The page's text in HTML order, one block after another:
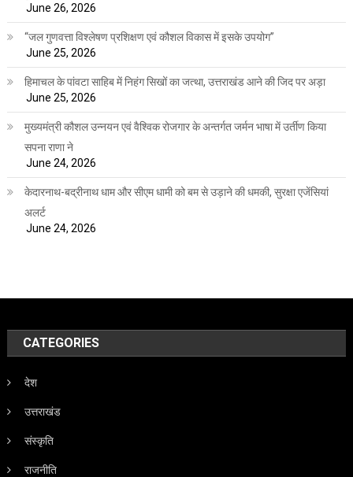
June 26, 2026
“जल गुणवत्ता विश्लेषण प्रशिक्षण एवं कौशल विकास में इसके उपयोग”
June 25, 2026
हिमाचल के पांवटा साहिब में निहंग सिखों का जत्था, उत्तराखंड आने की जिद पर अड़ा
June 25, 2026
मुख्यमंत्री कौशल उन्नयन एवं वैश्विक रोजगार के अन्तर्गत जर्मन भाषा में उर्तीण किया
सपना राणा ने
June 24, 2026
केदारनाथ-बद्रीनाथ धाम और सीएम धामी को बम से उड़ाने की धमकी, सुरक्षा एजेंसियां
अलर्ट
June 24, 2026
CATEGORIES
देश
उत्तराखंड
संस्कृति
राजनीति